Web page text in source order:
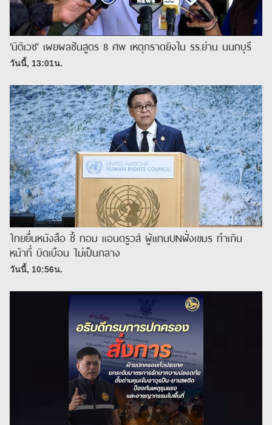
‘นิติเวช’ เผยผลชันสูตร 8 ศพ เหตุกราดยิงใน รร.ย่าน นนทบุรี
วันนี้, 13:01น.
ไทยยื่นหนังสือ ชี้ ทอม แอนดรูวส์ ผู้แทนUNฝั่งเขมร ทำเกิน
หน้าที่ บิดเบือน ไม่เป็นกลาง
วันนี้, 10:56น.